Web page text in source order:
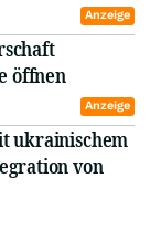
Anzeige
öffnen
Anzeige
ukrainischem
von